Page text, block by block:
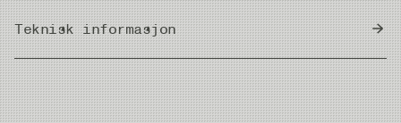
Teknisk informasjon
Country of Origin Japan